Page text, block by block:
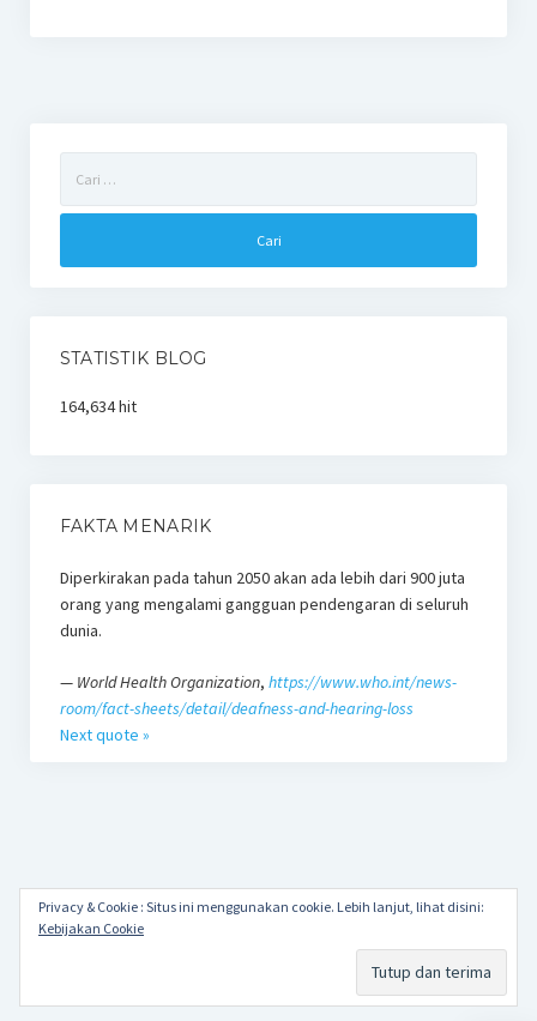
untuk:
STATISTIK BLOG
164,634 hit
FAKTA MENARIK
Diperkirakan pada tahun 2050 akan ada lebih dari 900 juta
orang yang mengalami gangguan pendengaran di seluruh
dunia.
— World Health Organization, https://www.who.int/news-
room/fact-sheets/detail/deafness-and-hearing-loss
Next quote »
Privacy & Cookie : Situs ini menggunakan cookie. Lebih lanjut, lihat disini:
Kebijakan Cookie